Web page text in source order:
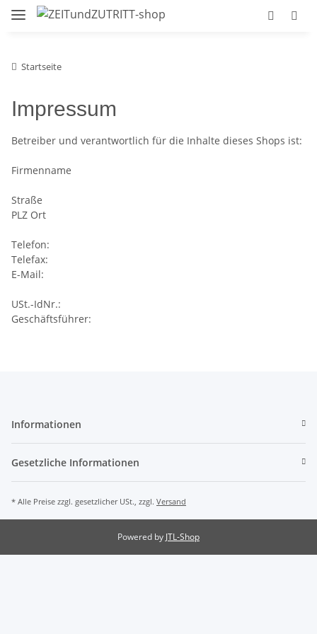
Startseite
Impressum
Betreiber und verantwortlich für die Inhalte dieses Shops ist:
Firmenname
Straße
PLZ Ort
Telefon:
Telefax:
E-Mail:
USt.-IdNr.:
Geschäftsführer:
Informationen
Gesetzliche Informationen
* Alle Preise zzgl. gesetzlicher USt., zzgl. Versand
Powered by JTL-Shop